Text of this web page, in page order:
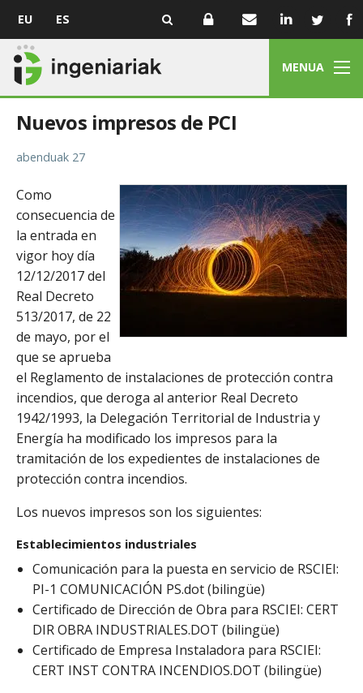
EU ES
MENUA
Nuevos impresos de PCI
abenduak 27
Como
consecuencia de
la entrada en
vigor hoy día
12/12/2017 del
Real Decreto
513/2017, de 22
de mayo, por el
que se aprueba
el Reglamento de instalaciones de protección contra
incendios, que deroga al anterior Real Decreto
1942/1993, la Delegación Territorial de Industria y
Energía ha modificado los impresos para la
tramitación de los expedientes de instalaciones de
protección contra incendios.
Los nuevos impresos son los siguientes:
Establecimientos industriales
Comunicación para la puesta en servicio de RSCIEI:
PI-1 COMUNICACIÓN PS.dot (bilingüe)
Certificado de Dirección de Obra para RSCIEI: CERT
DIR OBRA INDUSTRIALES.DOT (bilingüe)
Certificado de Empresa Instaladora para RSCIEI:
CERT INST CONTRA INCENDIOS.DOT (bilingüe)